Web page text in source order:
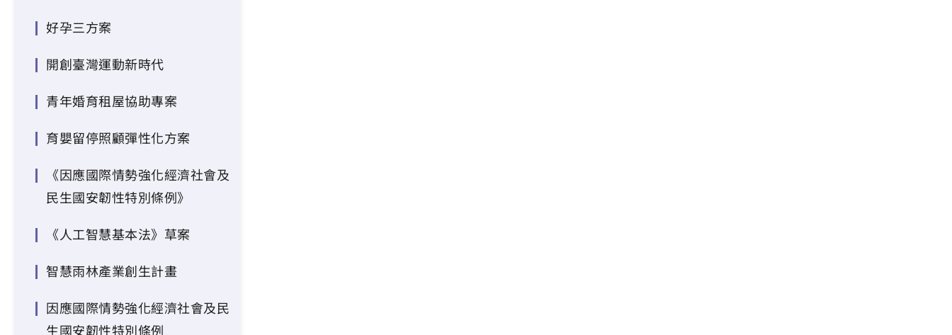
好孕三方案
開創臺灣運動新時代
青年婚育租屋協助專案
育嬰留停照顧彈性化方案
《因應國際情勢強化經濟社會及
民生國安韌性特別條例》
《人工智慧基本法》草案
智慧雨林產業創生計畫
因應國際情勢強化經濟社會及民
生國安韌性特別條例